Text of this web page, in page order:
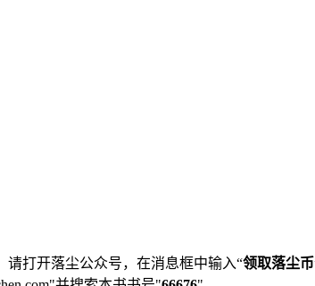
请打开落尘公众号，在消息框中输入“领取落尘币